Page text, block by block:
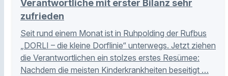
Verantwortliche mit erster Bilanz sehr
zufrieden
Seit rund einem Monat ist in Ruhpolding der Rufbus
„DORLI – die kleine Dorflinie“ unterwegs. Jetzt ziehen
die Verantwortlichen ein stolzes erstes Resümee:
Nachdem die meisten Kinderkrankheiten beseitigt …